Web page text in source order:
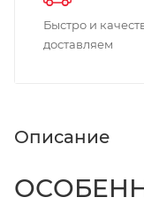
Быстро и
доставляем
Описание